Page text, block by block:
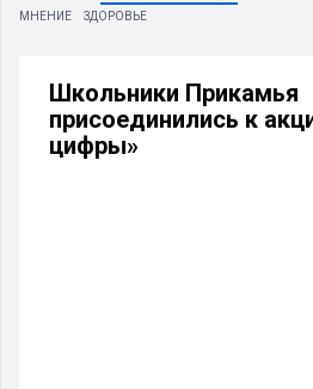
МНЕНИЕ
ЗДОРОВЬЕ
Школьники Прикамья
присоединились к
цифры»